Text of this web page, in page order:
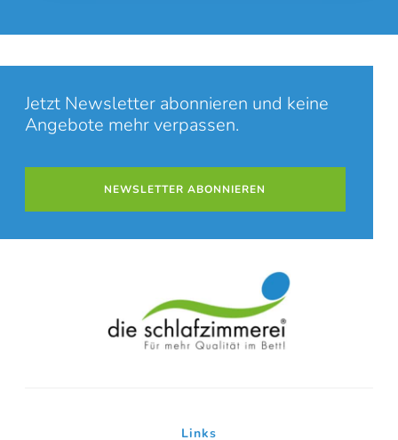
Jetzt Newsletter abonnieren und keine
Angebote mehr verpassen.
NEWSLETTER ABONNIEREN
Links